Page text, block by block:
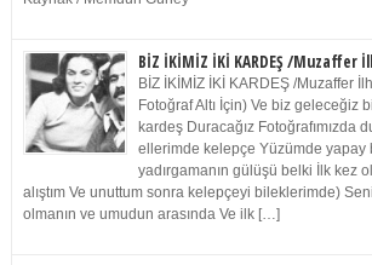
BİZ İKİMİZ İKİ KARDEŞ /Muzaffer
BİZ İKİMİZ İKİ KARDEŞ /Muzaffer
Fotoğraf Altı İçin) Ve biz geleceğiz
kardeş Duracağız Fotoğrafımızda
ellerimde kelepçe Yüzümde yapay
yadırgamanın gülüşü belki İlk kez
alıştım Ve unuttum sonra kelepçeyi bileklerimde)
olmanın ve umudun arasında Ve ilk […]